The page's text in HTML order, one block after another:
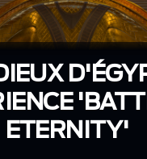
ETERNITY'